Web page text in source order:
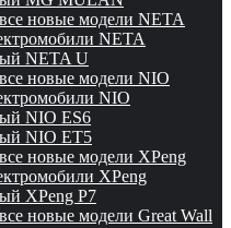
новые модели NETA
NETA
NETA U
новые модели NIO
NIO
NIO ES6
NIO ET5
новые модели XPeng
XPeng
XPeng P7
новые модели Great Wall